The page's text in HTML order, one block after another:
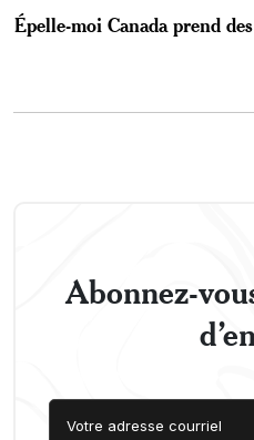
Épelle-moi Canada prend
Abonnez-